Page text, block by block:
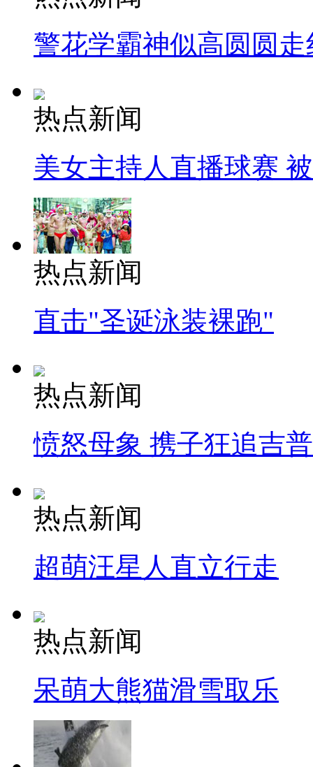
警花学霸神似高圆圆走
热点新闻
美女主持人直播球赛
热点新闻
直击"圣诞泳装裸跑"
热点新闻
愤怒母象 携子狂追吉
热点新闻
超萌汪星人直立行走
热点新闻
呆萌大熊猫滑雪取乐